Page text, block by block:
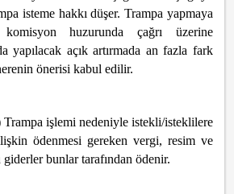
isteme hakkı düşer. Trampa yapmaya
huzurunda çağrı üzerine
yapılacak açık artırmada an fazla fark
önerisi kabul edilir.
Trampa işlemi nedeniyle istekli/isteklilere
ödenmesi gereken vergi, resim ve
bunlar tarafından ödenir.